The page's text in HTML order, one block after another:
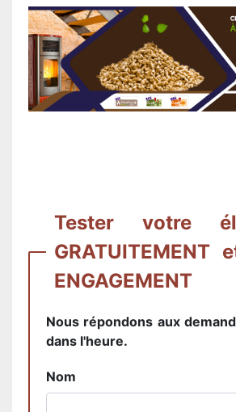
Tester votre
GRATUITEMENT
ENGAGEMENT
Nous répondons aux
dans l'heure.
Nom